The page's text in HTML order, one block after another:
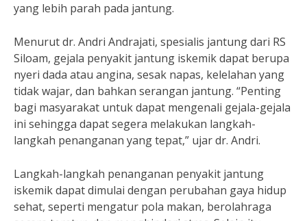
yang lebih parah pada jantung.
Menurut dr. Andri Andrajati, spesialis jantung dari RS
Siloam, gejala penyakit jantung iskemik dapat berupa
nyeri dada atau angina, sesak napas, kelelahan yang
tidak wajar, dan bahkan serangan jantung. “Penting
bagi masyarakat untuk dapat mengenali gejala-gejala
ini sehingga dapat segera melakukan langkah-
langkah penanganan yang tepat,” ujar dr. Andri.
Langkah-langkah penanganan penyakit jantung
iskemik dapat dimulai dengan perubahan gaya hidup
sehat, seperti mengatur pola makan, berolahraga